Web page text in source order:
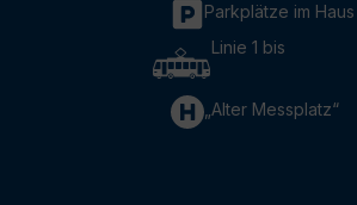
Parkplätze im Haus
Linie 1 bis
„Alter Messplatz“